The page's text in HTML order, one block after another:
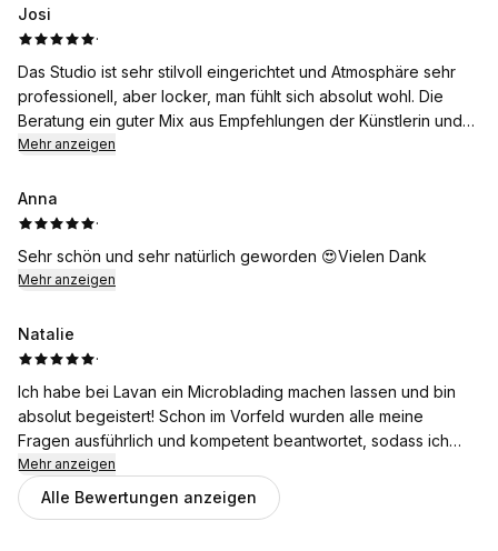
Josi
·
Das Studio ist sehr stilvoll eingerichtet und Atmosphäre sehr
professionell, aber locker, man fühlt sich absolut wohl. Die
Beratung ein guter Mix aus Empfehlungen der Künstlerin und
eigenen Vorlieben, die Behandlung war schmerzfrei und die
war seit Jahren nicht so entspannt, obwohl mir gerade
mehrfach Nadeln ins Gesicht gestochen wurden. Und das
keine Rötungen oder Juckreiz oder irgendwelche
Heilungssymptome, als wäre es schon immer so gewesen.
Mehr anzeigen
Anna
·
Sehr schön und sehr natürlich geworden 😍Vielen Dank
Mehr anzeigen
Natalie
·
Ich habe bei Lavan ein Microblading machen lassen und bin
absolut begeistert! Schon im Vorfeld wurden alle meine
Fragen ausführlich und kompetent beantwortet, sodass ich
mich bestens informiert gefühlt habe. Die Behandlung selbst
war sehr professionell und angenehm – Lavan ist nicht nur
unglaublich talentiert, sondern auch sehr herzlich und
Mehr anzeigen
Alle Bewertungen anzeigen